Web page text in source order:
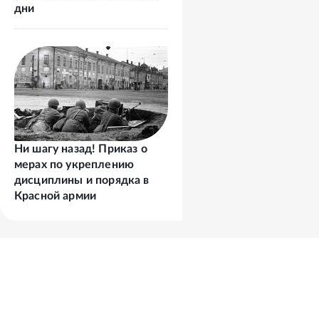
дни
Ни шагу назад! Приказ о
мерах по укреплению
дисциплины и порядка в
Красной армии